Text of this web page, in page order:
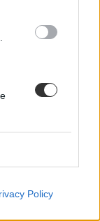
Policy
floridai iskolák
műveit a